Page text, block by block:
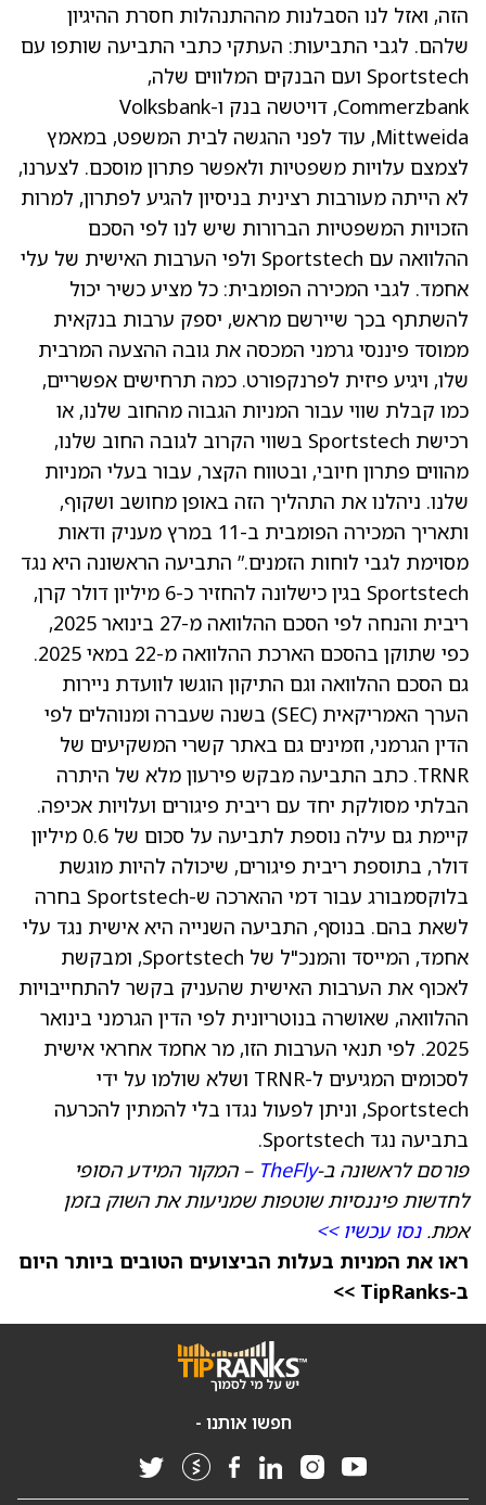
הזה, ואזל לנו הסבלנות מההתנהלות חסרת ההיגיון
שלהם. לגבי התביעות: העתקי כתבי התביעה שותפו עם
Sportstech ועם הבנקים המלווים שלה,
Commerzbank, דויטשה בנק ו-Volksbank
Mittweida, עוד לפני ההגשה לבית המשפט, במאמץ
לצמצם עלויות משפטיות ולאפשר פתרון מוסכם. לצערנו,
לא הייתה מעורבות רצינית בניסיון להגיע לפתרון, למרות
הזכויות המשפטיות הברורות שיש לנו לפי הסכם
ההלוואה עם Sportstech ולפי הערבות האישית של עלי
אחמד. לגבי המכירה הפומבית: כל מציע כשיר יכול
להשתתף בכך שיירשם מראש, יספק ערבות בנקאית
ממוסד פיננסי גרמני המכסה את גובה ההצעה המרבית
שלו, ויגיע פיזית לפרנקפורט. כמה תרחישים אפשריים,
כמו קבלת שווי עבור המניות הגבוה מהחוב שלנו, או
רכישת Sportstech בשווי הקרוב לגובה החוב שלנו,
מהווים פתרון חיובי, ובטווח הקצר, עבור בעלי המניות
שלנו. ניהלנו את התהליך הזה באופן מחושב ושקוף,
ותאריך המכירה הפומבית ב-11 במרץ מעניק ודאות
מסוימת לגבי לוחות הזמנים.” התביעה הראשונה היא נגד
Sportstech בגין כישלונה להחזיר כ-6 מיליון דולר קרן,
ריבית והנחה לפי הסכם ההלוואה מ-27 בינואר 2025,
כפי שתוקן בהסכם הארכת ההלוואה מ-22 במאי 2025.
גם הסכם ההלוואה וגם התיקון הוגשו לוועדת ניירות
הערך האמריקאית (SEC) בשנה שעברה ומנוהלים לפי
הדין הגרמני, וזמינים גם באתר קשרי המשקיעים של
TRNR. כתב התביעה מבקש פירעון מלא של היתרה
הבלתי מסולקת יחד עם ריבית פיגורים ועלויות אכיפה.
קיימת גם עילה נוספת לתביעה על סכום של 0.6 מיליון
דולר, בתוספת ריבית פיגורים, שיכולה להיות מוגשת
בלוקסמבורג עבור דמי ההארכה ש-Sportstech בחרה
לשאת בהם. בנוסף, התביעה השנייה היא אישית נגד עלי
אחמד, המייסד והמנכ"ל של Sportstech, ומבקשת
לאכוף את הערבות האישית שהעניק בקשר להתחייבויות
ההלוואה, שאושרה בנוטריונית לפי הדין הגרמני בינואר
2025. לפי תנאי הערבות הזו, מר אחמד אחראי אישית
לסכומים המגיעים ל-TRNR ושלא שולמו על ידי
Sportstech, וניתן לפעול נגדו בלי להמתין להכרעה
בתביעה נגד Sportstech.
פורסם לראשונה ב-TheFly – המקור המידע הסופי
לחדשות פיננסיות שוטפות שמניעות את השוק בזמן
אמת.נסו עכשיו >>
ראו את המניות בעלות הביצועים הטובים ביותר היום
ב-TipRanks >>
חפשו אותנו -